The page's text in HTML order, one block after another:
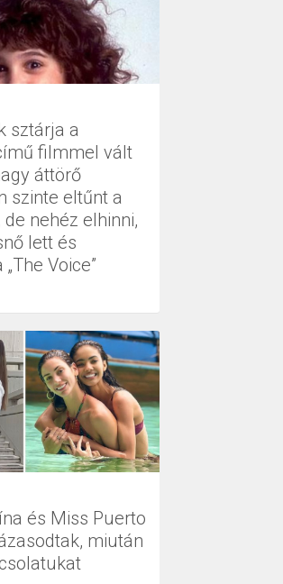
sztárja a
filmmel vált
áttörő
szinte eltűnt a
nehéz elhinni,
lett és
Voice”
és Miss Puerto
miután